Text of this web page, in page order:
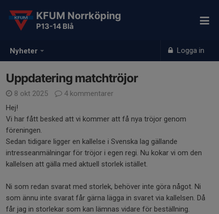
Nyheter Logga in
KFUM Norrköping
P13-14 Blå
Uppdatering matchtröjor
8 okt 2025
4 kommentarer
Hej!
Vi har fått besked att vi kommer att få nya tröjor genom
föreningen.
Sedan tidigare ligger en kallelse i Svenska lag gällande
intresseanmälningar för tröjor i egen regi. Nu kokar vi om den
kallelsen att gälla med aktuell storlek istället.
Ni som redan svarat med storlek, behöver inte göra något. Ni
som ännu inte svarat får gärna lägga in svaret via kallelsen. Då
får jag in storlekar som kan lämnas vidare för beställning.